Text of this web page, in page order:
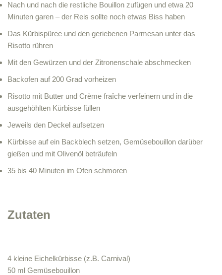
Nach und nach die restliche Bouillon zufügen und etwa 20
Minuten garen – der Reis sollte noch etwas Biss haben
Das Kürbispüree und den geriebenen Parmesan unter das
Risotto rühren
Mit den Gewürzen und der Zitronenschale abschmecken
Backofen auf 200 Grad vorheizen
Risotto mit Butter und Crème fraîche verfeinern und in die
ausgehöhlten Kürbisse füllen
Jeweils den Deckel aufsetzen
Kürbisse auf ein Backblech setzen, Gemüsebouillon darüber
gießen und mit Olivenöl beträufeln
35 bis 40 Minuten im Ofen schmoren
Zutaten
4 kleine Eichelkürbisse (z.B. Carnival)
50 ml Gemüsebouillon